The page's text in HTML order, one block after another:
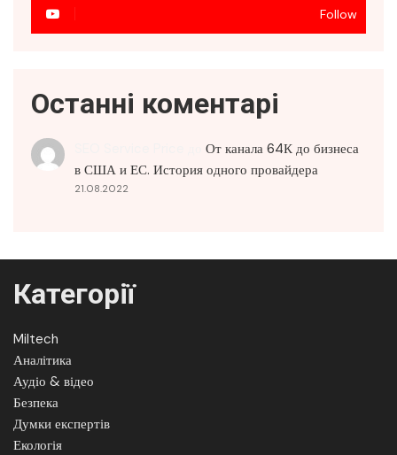
Follow
Останні коментарі
От канала 64К до бизнеса
в США и ЕС. История одного провайдера
21.08.2022
Категорії
Miltech
Аналітика
Аудіо & відео
Безпека
Думки експертів
Екологія